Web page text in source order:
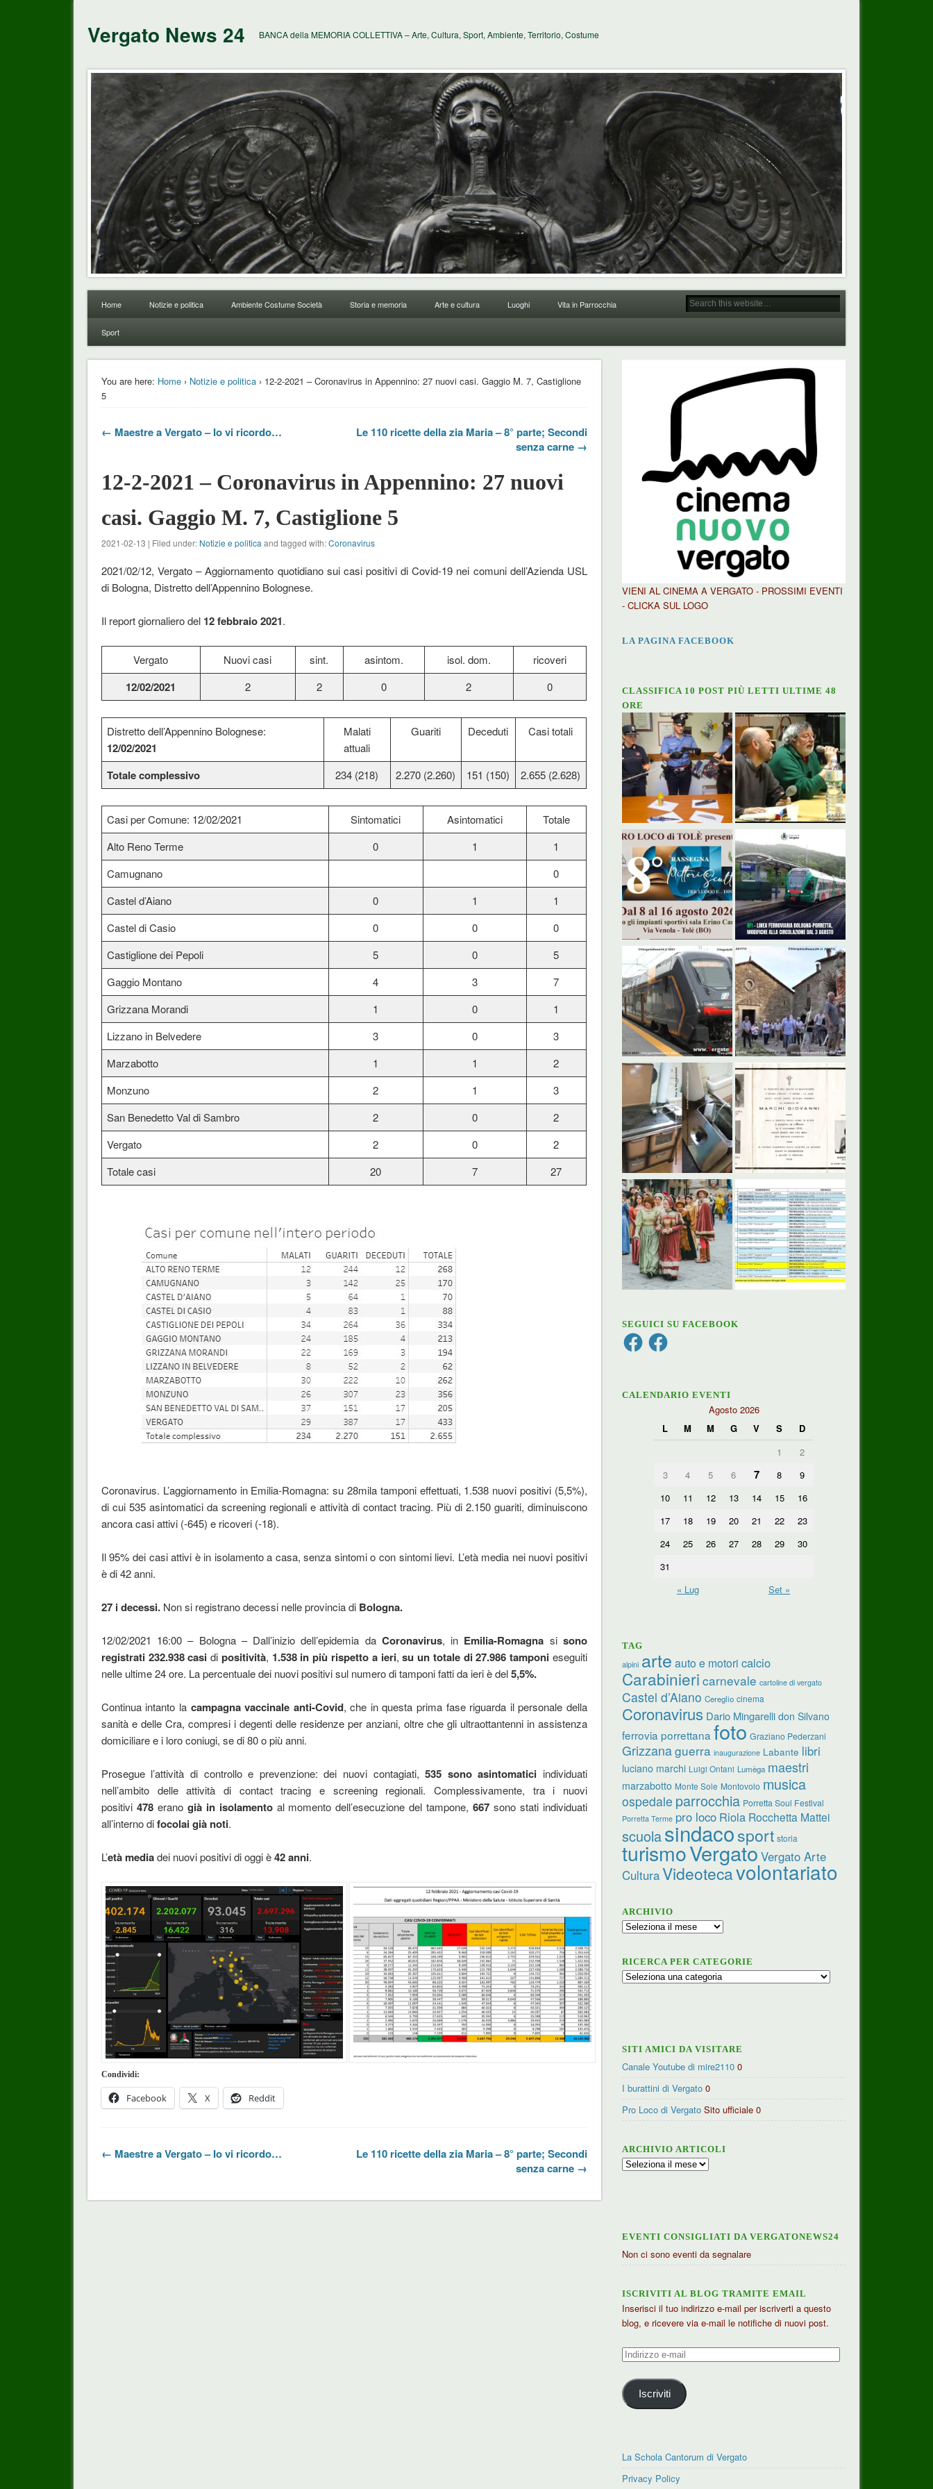
Vergato News 24 BANCA della MEMORIA COLLETTIVA – Arte, Cultura, Sport, Ambiente, Territorio, Costume
Home Notizie e politica Ambiente Costume Società Storia e memoria Arte e cultura Luoghi Vita in Parrocchia
Sport
You are here: Home› Notizie e politica› 12-2-2021 – Coronavirus in Appennino: 27 nuovi casi. Gaggio M. 7, Castiglione
5
← Maestre a Vergato – Io vi ricordo…
Le 110 ricette della zia Maria – 8° parte; Secondi
senza carne →
12-2-2021 – Coronavirus in Appennino: 27 nuovi
casi. Gaggio M. 7, Castiglione 5
2021-02-13 | Filed under: Notizie e politica and tagged with:Coronavirus
2021/02/12, Vergato – Aggiornamento quotidiano sui casi positivi di Covid-19 nei comuni dell’Azienda USL
di Bologna, Distretto dell’Appennino Bolognese.
Il report giornaliero del 12 febbraio 2021.
Vergato Nuovi casi sint. asintom. isol. dom. ricoveri
12/02/2021 2 2 0 2 0
Distretto dell’Appennino Bolognese:
12/02/2021
Malati
attuali
Guariti Deceduti Casi totali
Totale complessivo 234 (218) 2.270 (2.260) 151 (150) 2.655 (2.628)
Casi per Comune: 12/02/2021 Sintomatici Asintomatici
Totale
Alto Reno Terme
0 1
1
Camugnano
0
Castel d’Aiano
0 1
1
Castel di Casio
0 0
0
Castiglione dei Pepoli
5 0
5
Gaggio Montano
4 3
7
Grizzana Morandi
1 0
1
Lizzano in Belvedere
3 0
3
Marzabotto
1 1
2
Monzuno
2 1
3
San Benedetto Val di Sambro
2 0
2
Vergato
2 0
2
Totale casi
20 7 27
Coronavirus. L’aggiornamento in Emilia-Romagna: su 28mila tamponi effettuati, 1.538 nuovi positivi (5,5%),
di cui 535 asintomatici da screening regionali e attività di contact tracing. Più di 2.150 guariti, diminuiscono
ancora casi attivi (-645) e ricoveri (-18).
Il 95% dei casi attivi è in isolamento a casa, senza sintomi o con sintomi lievi. L’età media nei nuovi positivi
è di 42 anni.
27 i decessi.Non si registrano decessi nelle provincia di Bologna.
12/02/2021 16:00 – Bologna – Dall’inizio dell’epidemia da Coronavirus, in Emilia-Romagna si sono
registrati 232.938 casidi positività, 1.538 in più rispetto a ieri, su un totale di 27.986 tamponi eseguiti
nelle ultime 24 ore. La percentuale dei nuovi positivi sul numero di tamponi fatti da ieri è del5,5%.
Continua intanto la campagna vaccinale anti-Covid, che in questa prima fase riguarda il personale della
sanità e delle Cra, compresi i degenti delle residenze per anziani, oltre che gli ultraottantenni in assistenza
domiciliare e i loro coniugi, se di 80 o più anni.
Prosegue l’attività di controllo e prevenzione: dei nuovi contagiati,535 sono asintomatici individuati
nell’ambito delle attività di contact tracing e screening regionali. Complessivamente, tra i nuovi
positivi 478erano già in isolamentoal momento dell’esecuzione del tampone,667 sono stati individuati
all’interno difocolai già noti.
L’età mediadei nuovi positivi di oggi è42anni.
Condividi:
Facebook X Reddit
← Maestre a Vergato – Io vi ricordo…
Le 110 ricette della zia Maria – 8° parte; Secondi
senza carne →
VIENI AL CINEMA A VERGATO - PROSSIMI EVENTI
- CLICKA SUL LOGO
LA PAGINA FACEBOOK
CLASSIFICA 10 POST PIÙ LETTI ULTIME 48
ORE
SEGUICI SU FACEBOOK
FacebookFacebook
CALENDARIO EVENTI
Agosto 2026
L
M M G V S
D
1
2
3
4 5 6 7 8
9
10
11 12 13 14 15
16
17
18 19 20 21 22
23
24
25 26 27 28 29
30
31
« Lug
Set »
TAG
alpini arte auto e motori calcio
Carabinieri carnevale cartoline di vergato
Castel d’Aiano Cereglio cinema
Coronavirus Dario Mingarelli don Silvano
ferrovia porrettana foto Graziano Pederzani
Grizzanaguerra inaugurazione Labante libri
luciano marchi Luigi Ontani Lumèga maestri
marzabotto Monte Sole Montovolo musica
ospedale parrocchia Porretta Soul Festival
Porretta Terme pro loco Riola Rocchetta Mattei
scuolasindacosport storia
turismoVergato Vergato Arte
CulturaVideotecavolontariato
ARCHIVIO
Archivio
RICERCA PER CATEGORIE
Ricerca
SITI AMICI DA VISITARE
Canale Youtube di mire2110 0
I burattini di Vergato 0
Pro Loco di Vergato Sito ufficiale 0
ARCHIVIO ARTICOLI
Archivio
EVENTI CONSIGLIATI DA VERGATONEWS24
Non ci sono eventi da segnalare
ISCRIVITI AL BLOG TRAMITE EMAIL
Inserisci il tuo indirizzo e-mail per iscriverti a questo
blog, e ricevere via e-mail le notifiche di nuovi post.
Indirizzo
mail
Iscriviti
La Schola Cantorum di Vergato
Privacy Policy